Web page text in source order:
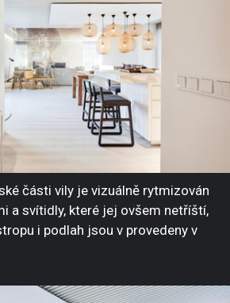
části vily je vizuálně rytmizován
a svítidly, které jej ovšem netříští,
i podlah jsou v provedeny v